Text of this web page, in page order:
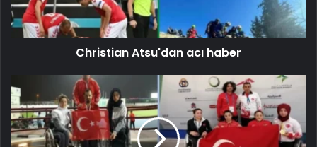
Christian Atsu'dan acı haber